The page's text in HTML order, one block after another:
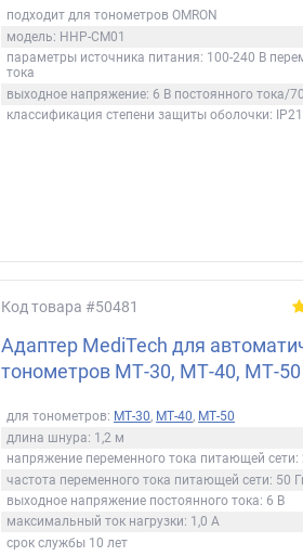
подходит для тонометров OMRON
модель: HHP-CM01
параметры источника питания: 100-240 В
тока
выходное напряжение: 6 В постоянного тока/
классификация степени защиты оболочки: IP21
Код товара #50481
Адаптер MediTech для
тонометров МТ-30, МТ-40, МТ-50
для тонометров: МТ-30, МТ-40, МТ-50
длина шнура: 1,2 м
напряжение переменного тока питающей сети:
частота переменного тока питающей сети: 50
выходное напряжение постоянного тока: 6 В
максимальный ток нагрузки: 1,0 А
срок службы 10 лет